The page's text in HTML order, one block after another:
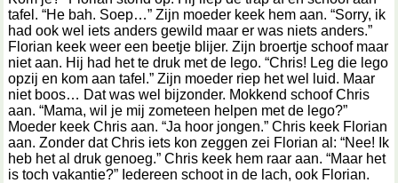
tafel. “He bah. Soep…” Zijn moeder keek hem aan. “Sorry, ik
had ook wel iets anders gewild maar er was niets anders.”
Florian keek weer een beetje blijer. Zijn broertje schoof maar
niet aan. Hij had het te druk met de lego. “Chris! Leg die lego
opzij en kom aan tafel.” Zijn moeder riep het wel luid. Maar
niet boos… Dat was wel bijzonder. Mokkend schoof Chris
aan. “Mama, wil je mij zometeen helpen met de lego?”
Moeder keek Chris aan. “Ja hoor jongen.” Chris keek Florian
aan. Zonder dat Chris iets kon zeggen zei Florian al: “Nee! Ik
heb het al druk genoeg.” Chris keek hem raar aan. “Maar het
is toch vakantie?” Iedereen schoot in de lach, ook Florian.